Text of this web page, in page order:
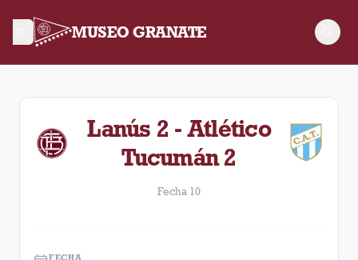
MUSEO GRANATE
Fecha 10. Partido entre Lanús y Atlético Tucumán
Lanús 2 - Atlético
Tucumán 2
Fecha 10
FECHA